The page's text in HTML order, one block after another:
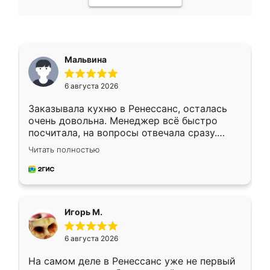
Мальвина
6 августа 2026
Заказывала кухню в Ренессанс, осталась
очень довольна. Менеджер всё быстро
посчитала, на вопросы отвечала сразу.
Замерщик приехал в субботу, подошёл к
делу со всей ответственностью. Собрали
за день, ребята работали аккуратно, даже
Читать полностью
Игорь М.
6 августа 2026
На самом деле в Ренессанс уже не первый